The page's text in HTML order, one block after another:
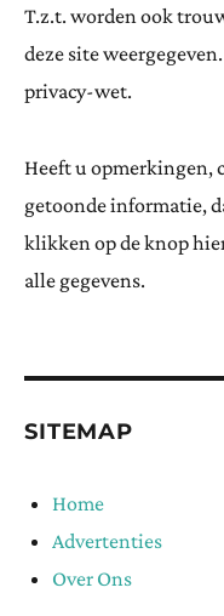
T.z.t. worden ook
deze site
privacy-wet.
Heeft u opmerkingen,
getoonde informatie,
klikken op de knop
alle gegevens.
SITEMAP
Home
Advertenties
Over Ons